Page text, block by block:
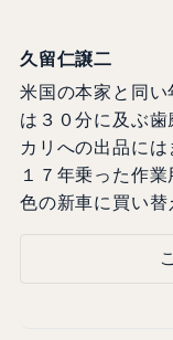
久留仁譲二
米国の本家と同い
は３０分に及ぶ
カリへの出品には
１７年乗った作
色の新車に買い替